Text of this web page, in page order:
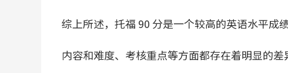
综上所述，托福 90 分是一个较高的英语水平成
内容和难度、考核重点等方面都存在着明显的